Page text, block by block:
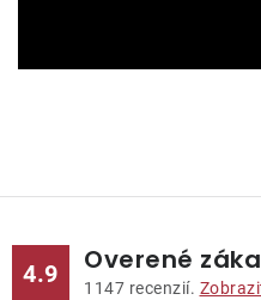
4.9 Overené
1147 recenzií.